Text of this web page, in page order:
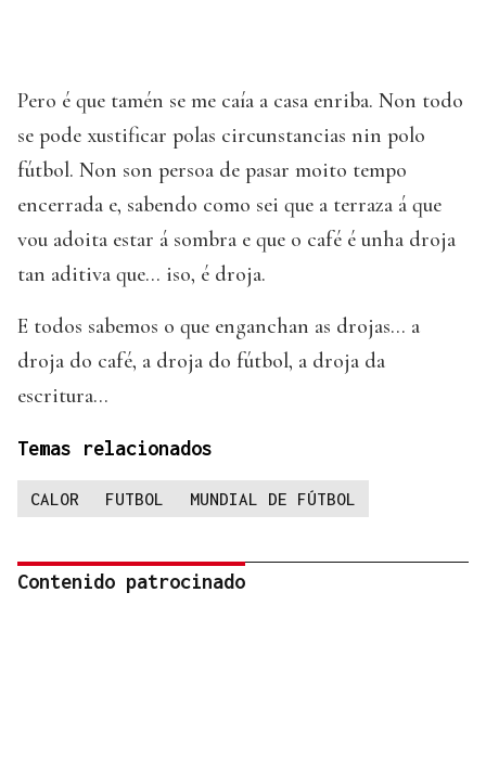
Pero é que tamén se me caía a casa enriba. Non todo
se pode xustificar polas circunstancias nin polo
fútbol. Non son persoa de pasar moito tempo
encerrada e, sabendo como sei que a terraza á que
vou adoita estar á sombra e que o café é unha droja
tan aditiva que... iso, é droja.
E todos sabemos o que enganchan as drojas... a
droja do café, a droja do fútbol, a droja da
escritura...
Temas relacionados
CALOR FUTBOL MUNDIAL DE FÚTBOL
Contenido patrocinado